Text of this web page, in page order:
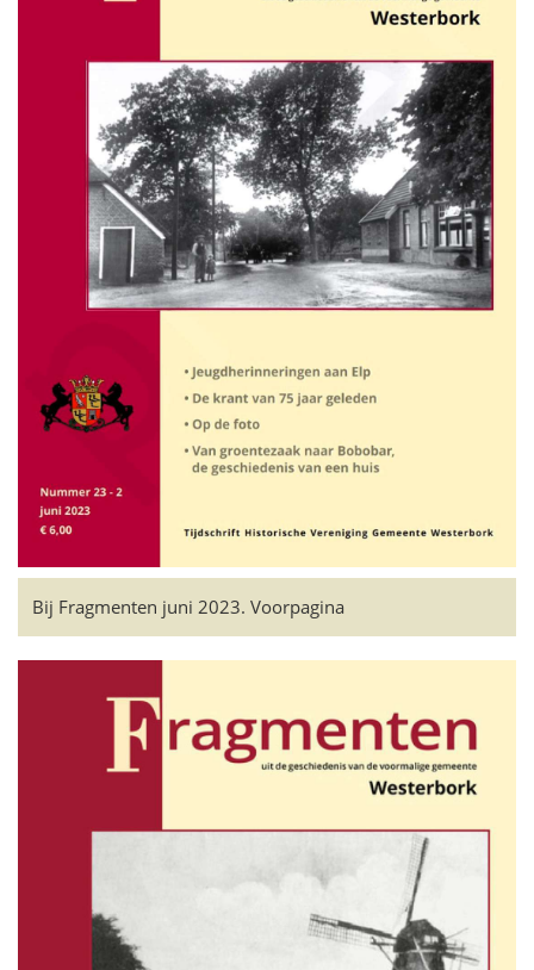
Bij Fragmenten juni 2023. Voorpagina